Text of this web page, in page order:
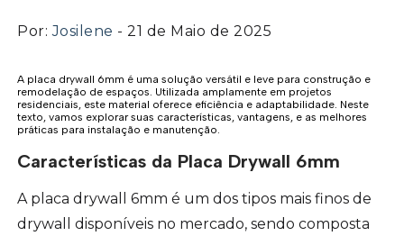
Por:Josilene - 21 de Maio de 2025
A placa drywall 6mm é uma solução versátil e leve para construção e
remodelação de espaços. Utilizada amplamente em projetos
residenciais, este material oferece eficiência e adaptabilidade. Neste
texto, vamos explorar suas características, vantagens, e as melhores
práticas para instalação e manutenção.
Características da Placa Drywall 6mm
A placa drywall 6mm é um dos tipos mais finos de
drywall disponíveis no mercado, sendo composta